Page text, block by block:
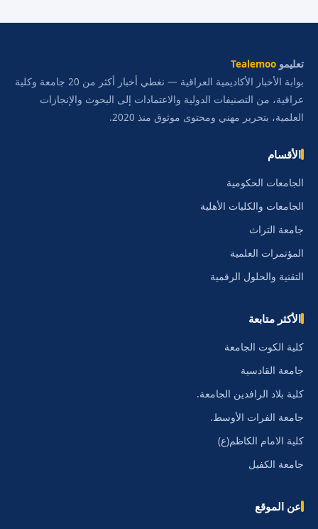
تعليمو Tealemoo
بوابة الأخبار الأكاديمية العراقية — نغطي أخبار أكثر من 20 جامعة وكلية
عراقية، من التصنيفات الدولية والاعتمادات إلى البحوث والإنجازات
العلمية، بتحرير مهني ومحتوى موثوق منذ 2020.
الأقسام
الجامعات الحكومية
الجامعات والكليات الأهلية
جامعة التراث
المؤتمرات العلمية
التقنية والحلول الرقمية
الأكثر متابعة
كلية الكوت الجامعة
جامعة القادسية
كلية بلاد الرافدين الجامعة.
جامعة الفرات الأوسط.
كلية الامام الكاظم(ع)
جامعة الكفيل
عن الموقع